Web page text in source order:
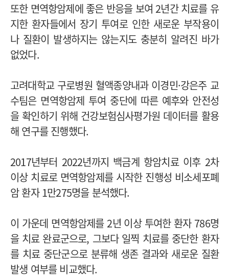
또한 면역항암제에 좋은 반응을 보여 2년간 치료를 유
지한 환자들에서 장기 투여로 인한 새로운 부작용이
나 질환이 발생하지는 않는지도 충분히 알려진 바가
없었다.
고려대학교 구로병원 혈액종양내과 이경민·강은주 교
수팀은 면역항암제 투여 중단에 따른 예후와 안전성
을 확인하기 위해 건강보험심사평가원 데이터를 활용
해 연구를 진행했다.
2017년부터 2022년까지 백금계 항암치료 이후 2차
이상 치료로 면역항암제를 시작한 진행성 비소세포폐
암 환자 1만275명을 분석했다.
이 가운데 면역항암제를 2년 이상 투여한 환자 786명
을 치료 완료군으로, 그보다 일찍 치료를 중단한 환자
를 치료 중단군으로 분류해 생존 결과와 새로운 질환
발생 여부를 비교했다.